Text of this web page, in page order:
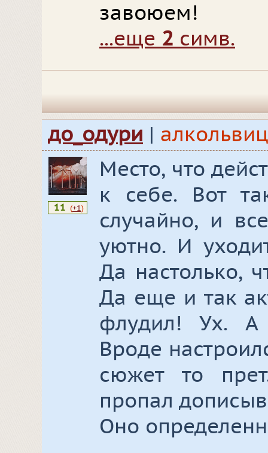
завоюем!
...еще 2 симв.
до_одури |
11 (+1)
Место, что
к себе. Вот
случайно, и
уютно. И
Да настолько,
Да еще и так
флудил! Ух. А
Вроде
сюжет то
пропал
Оно